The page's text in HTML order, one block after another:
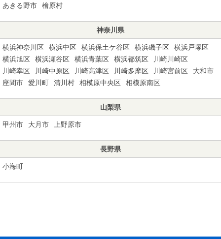
あきる野市 檜原村
神奈川県
横浜神奈川区 横浜中区 横浜保土ケ谷区 横浜磯子区
横浜戸塚区
横浜旭区
横浜瀬谷区 横浜青葉区 横浜都筑区
川崎川崎区
川崎幸区
川崎中原区 川崎高津区 川崎多摩区 川崎宮前区
大和市
座間市
愛川町 清川村 相模原中央区 相模原南区
山梨県
甲州市 大月市 上野原市
長野県
小海町